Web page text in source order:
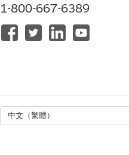
1-800-667-6389
中文（繁體）